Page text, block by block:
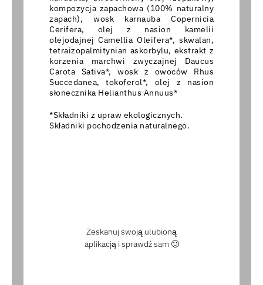
kompozycja zapachowa (100% naturalny
zapach), wosk karnauba Copernicia
Cerifera, olej z nasion kamelii
olejodajnej Camellia Oleifera*, skwalan,
tetraizopalmitynian askorbylu, ekstrakt z
korzenia marchwi zwyczajnej Daucus
Carota Sativa*, wosk z owoców Rhus
Succedanea, tokoferol*, olej z nasion
słonecznika Helianthus Annuus*
*Składniki z upraw ekologicznych.
Składniki pochodzenia naturalnego.
Zeskanuj swoją ulubioną
aplikacją i sprawdź sam 🙂